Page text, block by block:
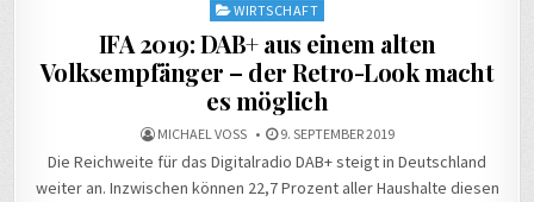
WIRTSCHAFT
IFA 2019: DAB+ aus einem alten
Volksempfänger – der Retro-Look macht
es möglich
MICHAEL VOSS 9. SEPTEMBER 2019
Die Reichweite für das Digitalradio DAB+ steigt in Deutschland
weiter an. Inzwischen können 22,7 Prozent aller Haushalte diesen